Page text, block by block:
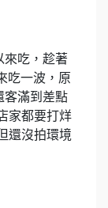
來吃，趁著
吃一波，原
客滿到差點
家都要打烊
還沒拍環境